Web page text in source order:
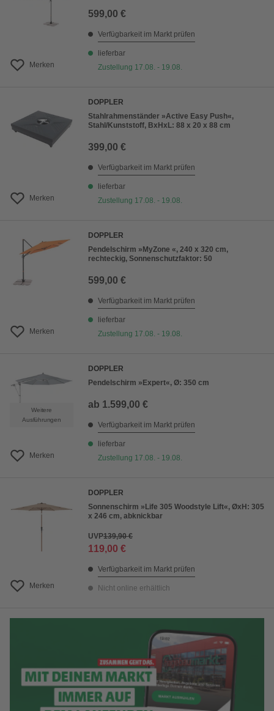
Merken
599,00 €
Verfügbarkeit im Markt prüfen
lieferbar
Zustellung 17.08. - 19.08.
Merken
DOPPLER
Stahlrahmenständer »Active Easy Push«,
Stahl/Kunststoff, BxHxL: 88 x 20 x 88 cm
399,00 €
Verfügbarkeit im Markt prüfen
lieferbar
Zustellung 17.08. - 19.08.
Merken
DOPPLER
Pendelschirm »MyZone «, 240 x 320 cm,
rechteckig, Sonnenschutzfaktor: 50
599,00 €
Verfügbarkeit im Markt prüfen
lieferbar
Zustellung 17.08. - 19.08.
Weitere
Ausführungen
Merken
DOPPLER
Pendelschirm »Expert«, Ø: 350 cm
ab 1.599,00 €
Verfügbarkeit im Markt prüfen
lieferbar
Zustellung 17.08. - 19.08.
Merken
DOPPLER
Sonnenschirm »Life 305 Woodstyle Lift«, ØxH: 305
x 246 cm, abknickbar
UVP139,90 €
119,00 €
Verfügbarkeit im Markt prüfen
Nicht online erhältlich